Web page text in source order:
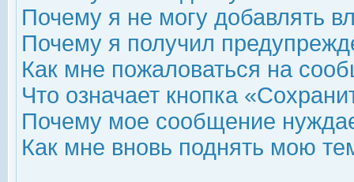
Почему я не могу добавлять
Почему я получил
Как мне пожаловаться на
Что означает кнопка
Почему мое сообщение
Как мне вновь поднять мою